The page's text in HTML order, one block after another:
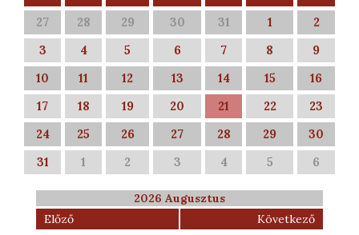
27 28 29 30 31 1
2
3
4 5 6 7 8
9
10
11 12 13 14 15
16
17
18 19 20 21 22
23
24
25 26 27 28 29
30
31
1 2 3 4 5 6
2026 Augusztus
Előző
Következő